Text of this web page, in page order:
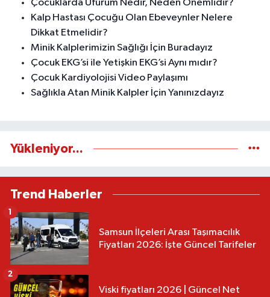
Çocuklarda Üfürüm Nedir, Neden Önemlidir?
Kalp Hastası Çocuğu Olan Ebeveynler Nelere
Dikkat Etmelidir?
Minik Kalplerimizin Sağlığı İçin Buradayız
Çocuk EKG’si ile Yetişkin EKG’si Aynı mıdır?
Çocuk Kardiyolojisi Video Paylaşımı
Sağlıkla Atan Minik Kalpler İçin Yanınızdayız
Yükleniyor...
Trend Haberler
Samsun İlçeleri Arası Taşımacılık
Fiyatları 2026: İşte Güncel Tarifeler
1
Viski fiyatları 2026 | Güncel Net
2